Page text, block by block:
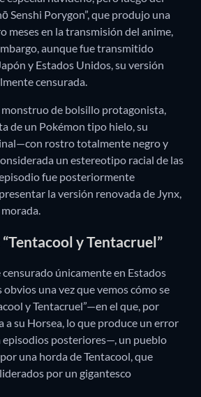
Senshi Porygon”, que produjo una
meses en la transmisión del anime,
aunque fue transmitido
y Estados Unidos, su versión
censurada.
monstruo de bolsillo protagonista,
de un Pokémon tipo hielo, su
rostro totalmente negro y
un estereotipo racial de las
fue posteriormente
la versión renovada de Jynx,
y Tentacruel”
únicamente en Estados
una vez que vemos cómo se
y Tentacruel”—en el que, por
su Horsea, lo que produce un error
posteriores—, un pueblo
una horda de Tentacool, que
por un gigantesco